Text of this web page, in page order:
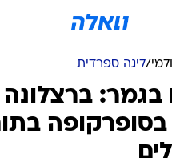
/ליגה ספרדית
בגמר: